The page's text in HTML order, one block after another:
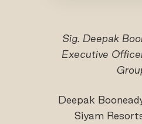
Sig. Deepak
Executive
Deepak
Siyam